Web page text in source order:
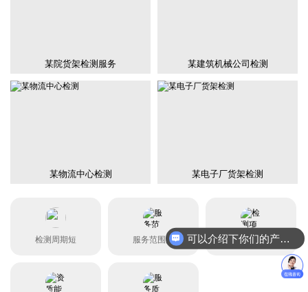
某院货架检测服务 某建筑机械公司检测
某物流中心检测 某电子厂货架检测
检测周期短 服务范围广 检测项目全 可以介绍下你们的产品么？